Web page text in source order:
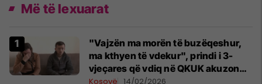
Më të lexuarat
"Vajzën ma morën të buzëqeshur,
ma kthyen të vdekur", prindi i 3-
vjeçares që vdiq në QKUK akuzon
mjekët
Kosovë 14/02/2026